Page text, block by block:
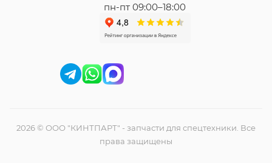
пн-пт 09:00–18:00
2026 © ООО "КИНТПАРТ" - запчасти для спецтехники. Все
права защищены